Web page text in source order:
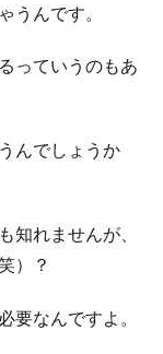
うんです。
っていうのもあ
んでしょうか
知れませんが、
）？
要なんですよ。